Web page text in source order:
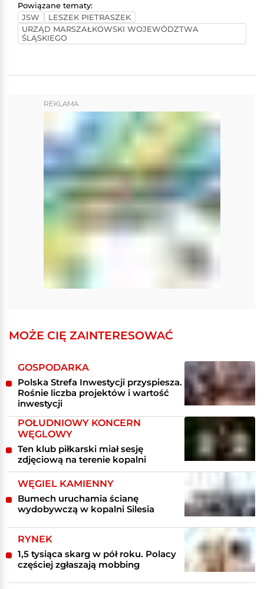
Powiązane tematy:
JSW
LESZEK PIETRASZEK
URZĄD MARSZAŁKOWSKI WOJEWÓDZTWA
ŚLĄSKIEGO
REKLAMA
MOŻE CIĘ ZAINTERESOWAĆ
GOSPODARKA
Polska Strefa Inwestycji przyspiesza.
Rośnie liczba projektów i wartość
inwestycji
POŁUDNIOWY KONCERN
WĘGLOWY
Ten klub piłkarski miał sesję
zdjęciową na terenie kopalni
WĘGIEL KAMIENNY
Bumech uruchamia ścianę
wydobywczą w kopalni Silesia
RYNEK
1,5 tysiąca skarg w pół roku. Polacy
częściej zgłaszają mobbing